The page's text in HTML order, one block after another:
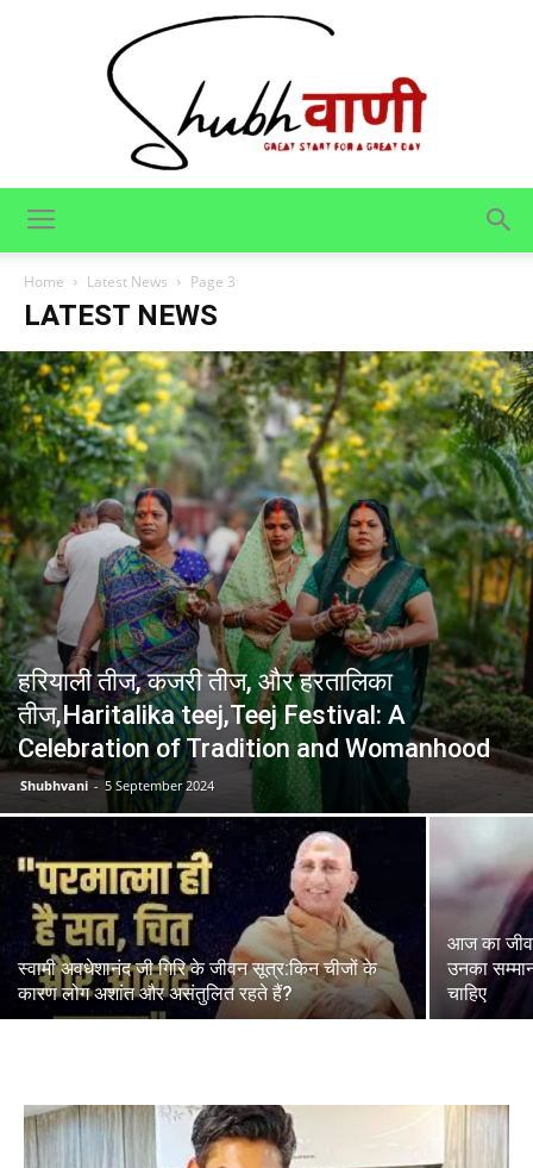
Home Latest News Page 3
LATEST NEWS
हरियाली तीज, कजरी तीज, और हरतालिका
तीज,Haritalika teej,Teej Festival: A
Celebration of Tradition and Womanhood
Shubhvani - 5 September 2024
स्वामी अवधेशानंद जी गिरि के जीवन सूत्र:किन चीजों के
कारण लोग अशांत और असंतुलित रहते हैं?
आज का
उनका
चाहिए